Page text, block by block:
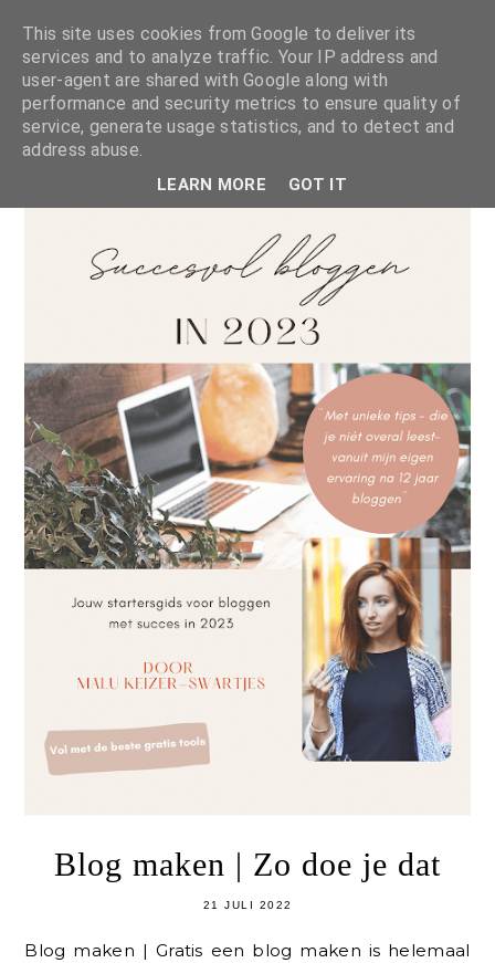
Blog maken | Zo doe je dat
21 JULI 2022
Blog maken | Gratis een blog maken is helemaal
This site uses cookies from Google to deliver its
services and to analyze traffic. Your IP address and
user-agent are shared with Google along with
performance and security metrics to ensure quality of
service, generate usage statistics, and to detect and
address abuse.
LEARN MORE GOT IT